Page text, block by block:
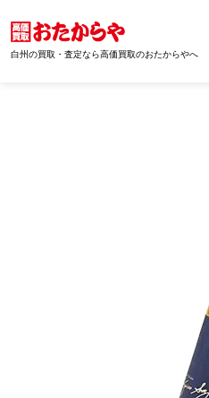
白州の買取・査定なら高価買取のおたからやへ